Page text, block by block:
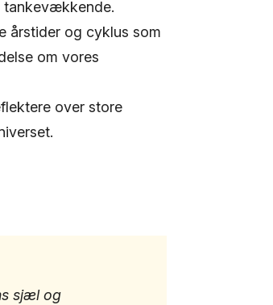
tankevækkende.
årstider og cyklus som
om vores
over store
sjæl og